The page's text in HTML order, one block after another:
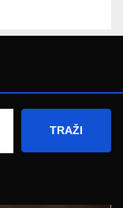
TRAŽI